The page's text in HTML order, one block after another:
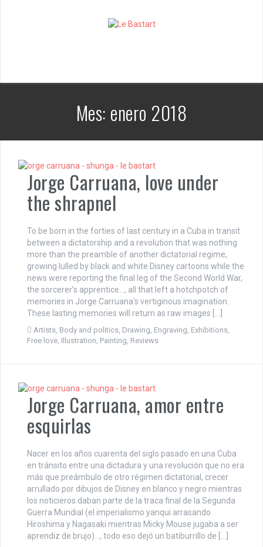
Mes: enero 2018
Jorge Carruana, love under
the shrapnel
To be born in the forties of last century in a Cuba in transit
between a dictatorship and a revolution that was nothing
more than the preamble of another dictatorial regime,
growing lulled by black and white Disney cartoons while the
news were reporting the final leg of the Second World War,
the sorcerer’s apprentice…, all that left a hotchpotch of
memories in Jorge Carruana‘s vertiginous imagination.
These lasting memories will return as raw images […]
Artists Body and politics Drawing Engraving Exhibitions
Free love Illustration Painting Reviews
Jorge Carruana, amor entre
esquirlas
Nacer en los años cuarenta del siglo pasado en una Cuba
en tránsito entre una dictadura y una revolución que no era
más que preámbulo de otro régimen dictatorial, crecer
arrullado por dibujos de Disney en blanco y negro mientras
los noticieros daban parte de la traca final de la Segunda
Guerra Mundial (el imperialismo yanqui arrasando
Hiroshima y Nagasaki mientras Micky Mouse jugaba a ser
aprendiz de brujo)…, todo eso dejó un batiburrillo de […]